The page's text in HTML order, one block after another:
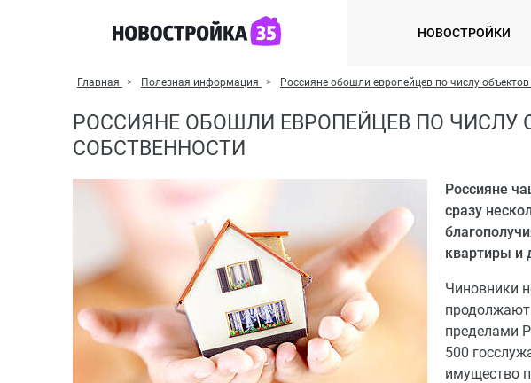
НОВОСТРОЙКИ
Главная Полезная информация Россияне обошли европейцев по числу
РОССИЯНЕ ОБОШЛИ ЕВРОПЕЙЦЕВ ПО
СОБСТВЕННОСТИ
Россияне
сразу
квартиры и
Чиновники
пределами
500
имущество